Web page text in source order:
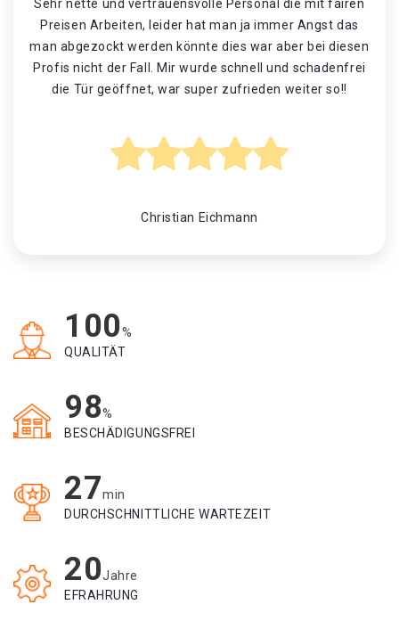
Sehr nette und vertrauensvolle Personal die mit fairen
Preisen Arbeiten, leider hat man ja immer Angst das
man abgezockt werden könnte dies war aber bei diesen
Profis nicht der Fall. Mir wurde schnell und schadenfrei
die Tür geöffnet, war super zufrieden weiter so!!
Christian Eichmann
100%
QUALITÄT
98%
BESCHÄDIGUNGSFREI
27min
DURCHSCHNITTLICHE WARTEZEIT
20Jahre
EFRAHRUNG